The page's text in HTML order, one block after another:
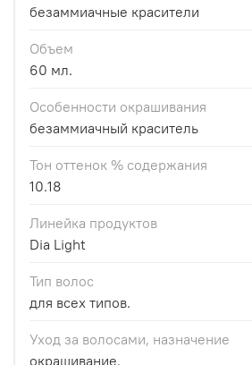
безаммиачные красители
Объем
60 мл.
Особенности окрашивания
безаммиачный краситель
Тон оттенок % содержания
10.18
Линейка продуктов
Dia Light
Тип волос
для всех типов.
Уход за волосами, назначение
окрашивание.